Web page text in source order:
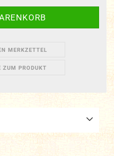
MERKZETTEL
ZUM PRODUKT